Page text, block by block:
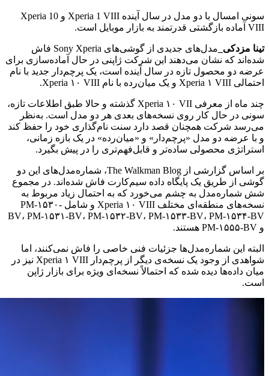
سونی امسال با دو مدل در سال آینده Xperia 1 VIII و Xperia 10
VIII آماده بازگشتی قدرتمند به بازار موبایل است.
تینا مزدکی_
مدل‌های جدیدی از گوشی‌های Sony Xperia فاش
شده‌اند که نشان می‌دهند این شرکت ژاپنی در حال آماده‌سازی برای
عرضه دو محصول تازه در سال آینده است، یک پرچم‌دار جدید با نام
احتمالی Xperia ۱ VIII و یک میان‌رده با نام Xperia ۱۰ VIII.
چند ماه از معرفی Xperia ۱۰ VII گذشته و حالا طبق اطلاعات تازه،
سونی در حال کار روی نسخه‌های بعدی هر دو مدل است. به‌نظر
می‌رسد شرکت همچنان قصد دارد سنت نام‌گذاری خود را حفظ کند
و با عرضه دو مدل «پرچم‌دار» و «میان‌رده» در یک بازه زمانی،
استراتژی محصولی ساده‌تر و قابل‌فهم‌تری را در پیش بگیرد.
بر اساس گزارشی از The Walkman Blog، شماره‌مدل‌های این دو
گوشی از طریق یک پایگاه داده سیم‌کارت فاش شده‌اند. در مجموع
شش شماره‌مدل به چشم می‌خورد که به احتمال زیاد مربوط به
نسخه‌های منطقه‌ای مختلف Xperia ۱۰ VIII و شامل PM-۱۵۳۰-
BV، PM-۱۵۳۱-BV، PM-۱۵۳۲-BV، PM-۱۵۳۳-BV، PM-۱۵۳۴-BV
و PM-۱۵۵۵-BV هستند.
البته این شماره‌مدل‌ها جزئیات فنی خاصی را فاش نمی‌کنند، اما
شواهدی از وجود یک نسخه‌ی دیگر از پرچم‌دار Xperia ۱ VIII نیز در
میان داده‌ها دیده شده که احتمالاً نسخه‌ای ویژه برای بازار ژاپن
است.